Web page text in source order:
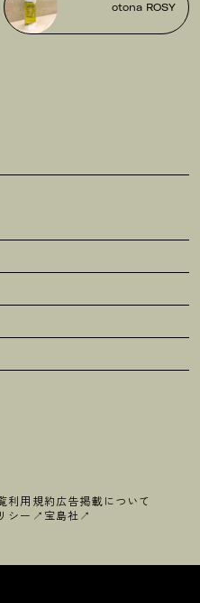
otona ROSY
利用規約広告掲載について
シー 宝島社